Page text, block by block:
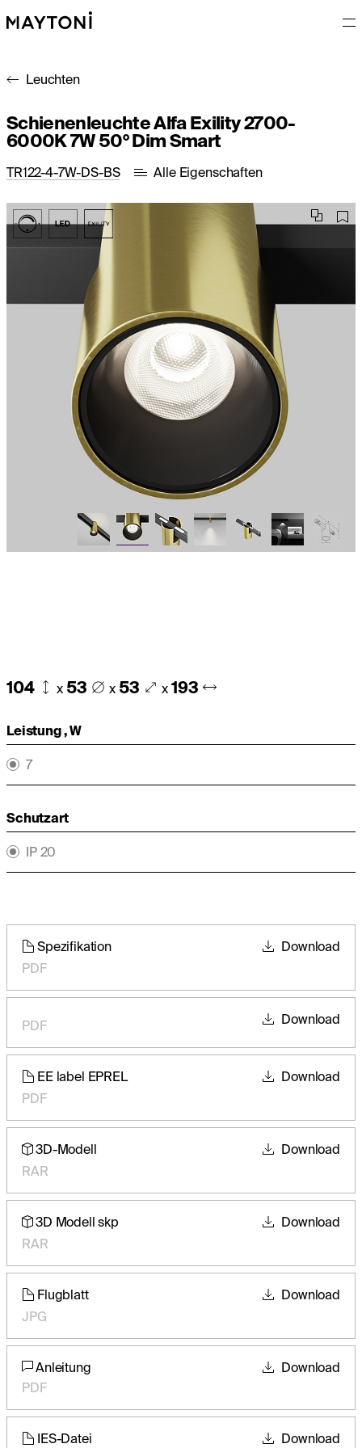
Leuchten
Schienenleuchte Alfa Exility 2700-
6000K 7W 50° Dim Smart
TR122-4-7W-DS-BS Alle Eigenschaften
104 x 53 x 53 x193
Leistung , W
7
Schutzart
IP 20
Spezifikation
PDF
Download
PDF Download
EE label EPREL
PDF
Download
3D-Modell
RAR
Download
3D Modell skp
RAR
Download
Flugblatt
JPG
Download
Anleitung
PDF
Download
IES-Datei Download